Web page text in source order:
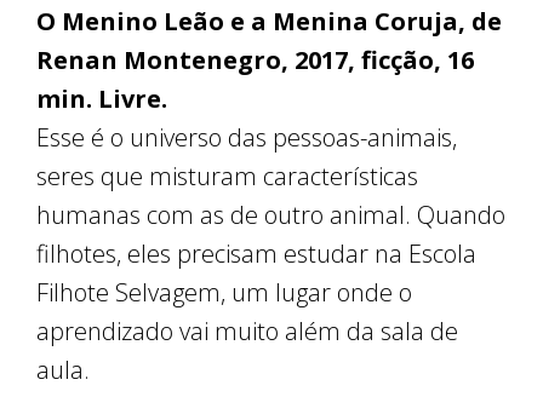
O Menino Leão e a Menina Coruja, de
Renan Montenegro, 2017, ficção, 16
min. Livre.
Esse é o universo das pessoas-animais,
seres que misturam características
humanas com as de outro animal. Quando
filhotes, eles precisam estudar na Escola
Filhote Selvagem, um lugar onde o
aprendizado vai muito além da sala de
aula.